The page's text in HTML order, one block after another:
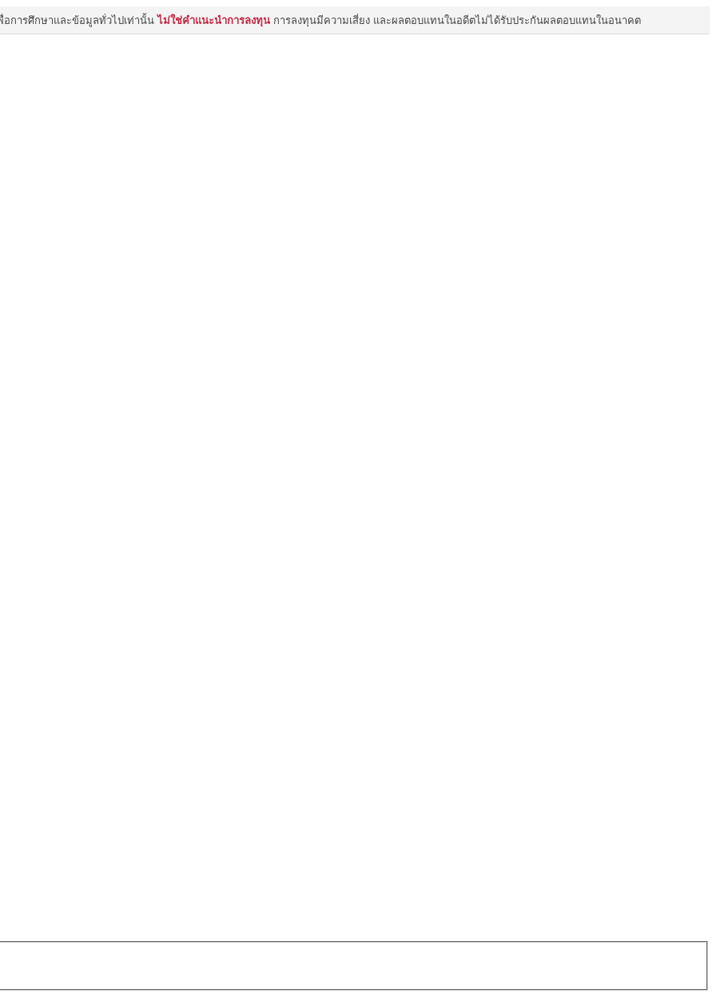
อการศึกษาและข้อมูลทั่วไปเท่านั้นไม่ใช่คำแนะนำการลงทุน การลงทุนมีความเสี่ยง และผลตอบแทนในอดีตไม่ได้รับประกันผลตอบแทนในอนาคต